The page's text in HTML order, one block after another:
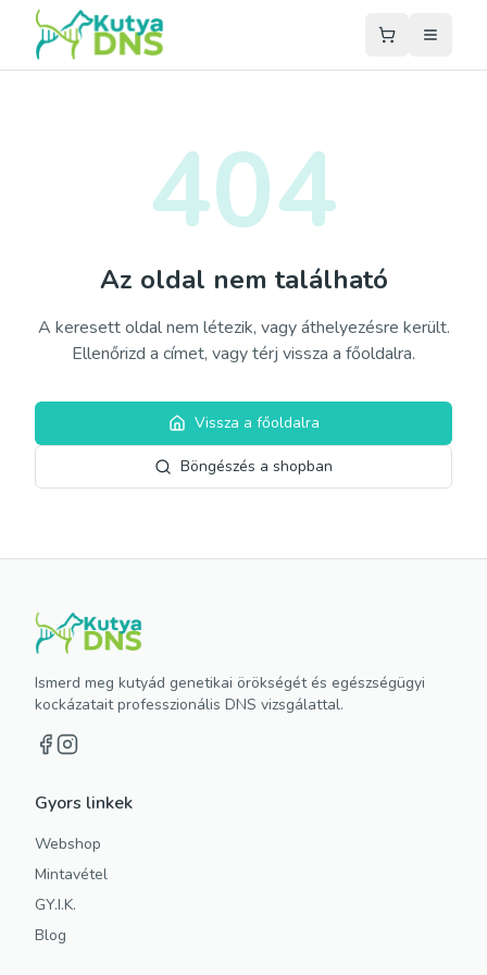
404
Az oldal nem található
A keresett oldal nem létezik, vagy áthelyezésre került.
Ellenőrizd a címet, vagy térj vissza a főoldalra.
Vissza a főoldalra
Böngészés a shopban
Ismerd meg kutyád genetikai örökségét és egészségügyi
kockázatait professzionális DNS vizsgálattal.
Gyors linkek
Webshop
Mintavétel
GY.I.K.
Blog